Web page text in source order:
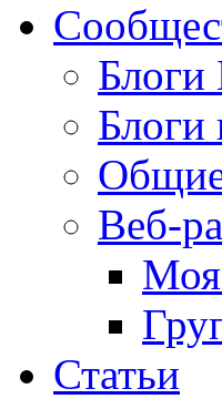
Блоги
Блоги
Веб-
Моя
Статьи